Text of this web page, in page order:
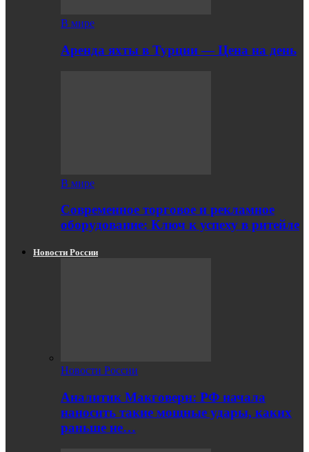
В мире
Аренда яхты в Турции — Цена на день
В мире
Современное торговое и рекламное
оборудование: Ключ к успеху в ритейле
Новости России
Новости России
Аналитик Макговерн: РФ начала
наносить такие мощные удары, каких
раньше не…